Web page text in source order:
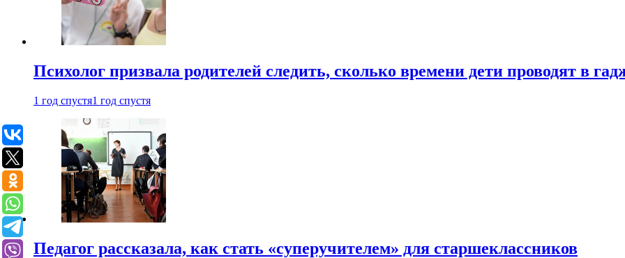
Психолог призвала родителей следить, сколько времени дети проводят в
1 год спустя1 год спустя
Педагог рассказала, как стать «суперучителем» для старшеклассников